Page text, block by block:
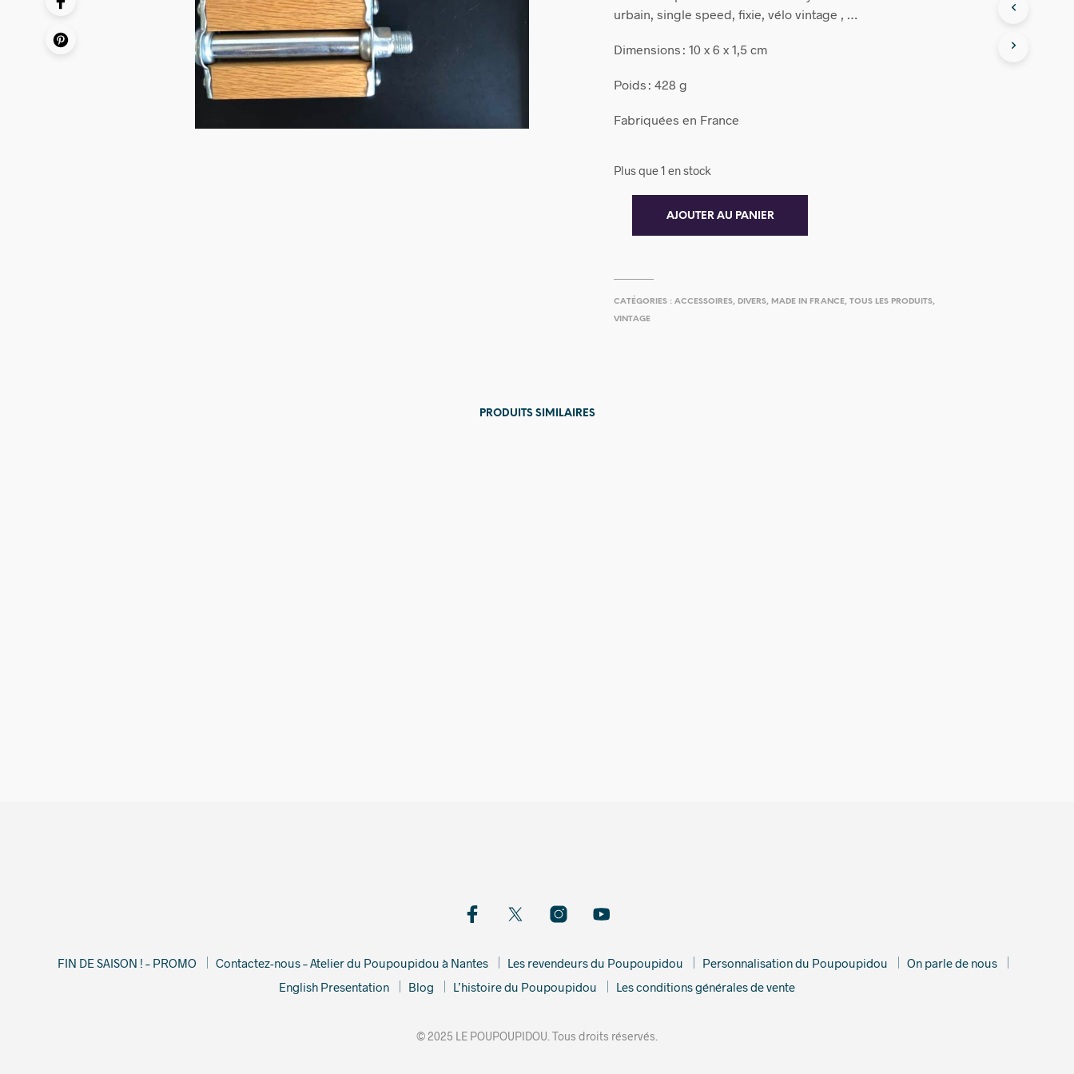
urbain, single speed, fixie, vélo vintage , …
Dimensions : 10 x 6 x 1,5 cm
Poids : 428 g
Fabriquées en France
Plus que 1 en stock
AJOUTER AU PANIER
CATÉGORIES :ACCESSOIRES, DIVERS, MADE IN FRANCE,TOUS LES PRODUITS,
VINTAGE
PRODUITS SIMILAIRES
FIN DE SAISON ! – PROMO Contactez-nous – Atelier du Poupoupidou à Nantes Les revendeurs du Poupoupidou Personnalisation du Poupoupidou
On parle de nous
English Presentation
Blog L’histoire du Poupoupidou Les conditions générales de vente
© 2025 LE POUPOUPIDOU. Tous droits réservés.